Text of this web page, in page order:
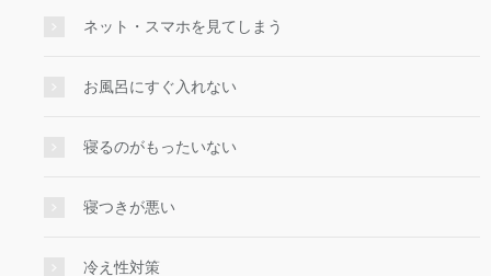
ネット・スマホを見てしまう
お風呂にすぐ入れない
寝るのがもったいない
寝つきが悪い
冷え性対策